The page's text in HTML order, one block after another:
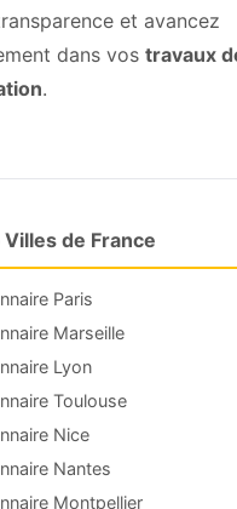
et avancez
dans vos travaux
.
Villes de France
Paris
Marseille
Lyon
Toulouse
Nice
Nantes
Montpellier